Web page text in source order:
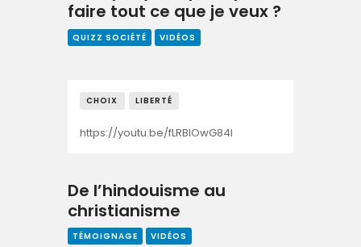
faire tout ce que je veux ?
QUIZZ SOCIÉTÉ VIDÉOS
CHOIX LIBERTÉ
https://youtu.be/fLRBIOwG84I
De l’hindouisme au
christianisme
TÉMOIGNAGE VIDÉOS